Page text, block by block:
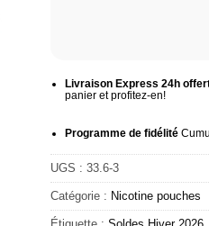
Livraison Express 24h
panier et profitez-en!
Programme de fidélité
UGS : 33.6-3
Catégorie : Nicotine pouches